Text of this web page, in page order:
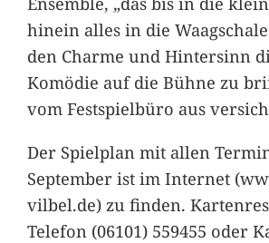
hinein alles in die
den Charme und Hintersinn
Komödie auf die Bühne zu
vom Festspielbüro aus
Der Spielplan mit allen
September ist im Internet
vilbel.de) zu finden.
Telefon (06101) 559455 oder